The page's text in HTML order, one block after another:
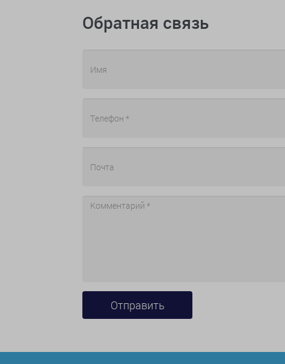
Обратная связь